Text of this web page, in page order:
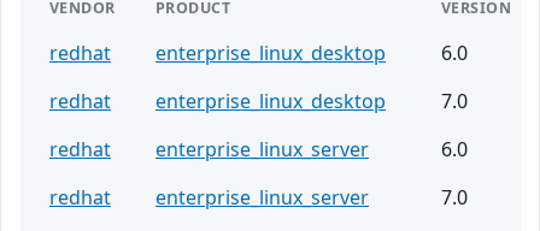
VENDOR PRODUCT VERSION
redhat enterprise_linux_desktop
6.0
redhat
enterprise_linux_desktop
7.0
redhat
enterprise_linux_server
6.0
redhat
enterprise_linux_server
7.0